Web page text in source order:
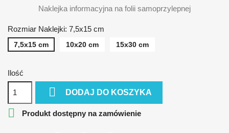
Naklejka informacyjna na folii samoprzylepnej
Rozmiar Naklejki: 7,5x15 cm
7,5x15 cm 10x20 cm 15x30 cm
Ilość
 DODAJ DO KOSZYKA
 Produkt dostępny na zamówienie